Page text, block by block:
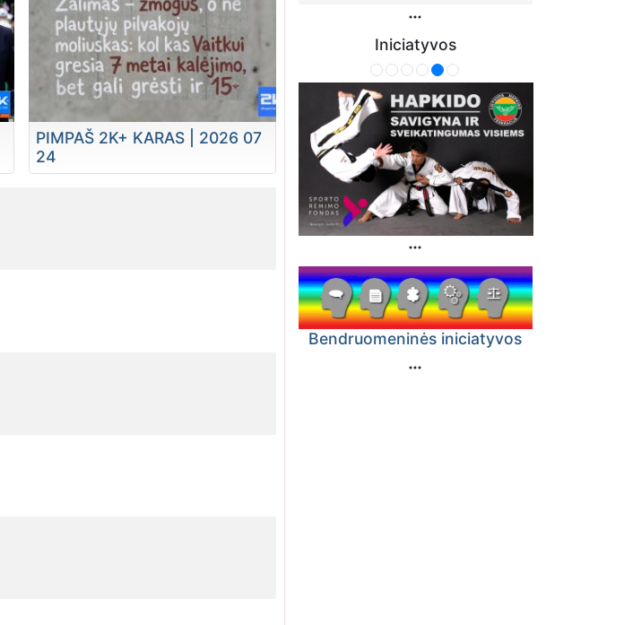
PIMPAŠ 2K+ KARAS | 2026 07
24
Iniciatyvos
Bendruomeninės iniciatyvos